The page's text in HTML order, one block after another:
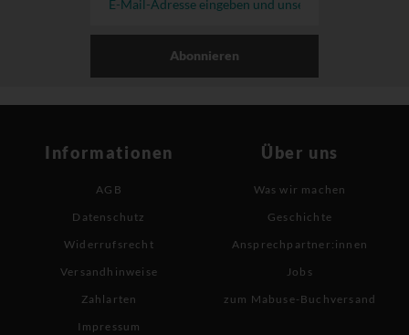
Abonnieren
Informationen
AGB
Datenschutz
Widerrufsrecht
Versandhinweise
Zahlarten
Impressum
Über uns
Was wir machen
Geschichte
Ansprechpartner:innen
Jobs
zum Mabuse-Buchversand